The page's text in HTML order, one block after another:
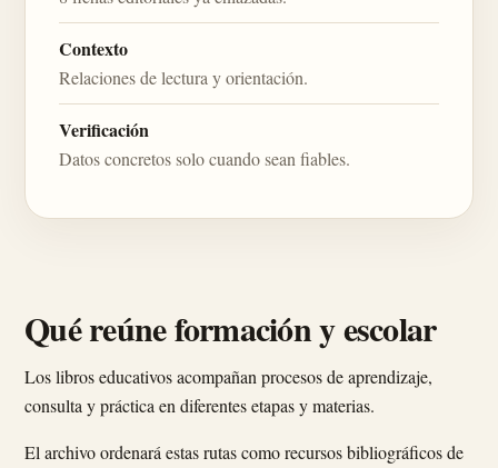
Contexto
Relaciones de lectura y orientación.
Verificación
Datos concretos solo cuando sean fiables.
Qué reúne formación y escolar
Los libros educativos acompañan procesos de aprendizaje,
consulta y práctica en diferentes etapas y materias.
El archivo ordenará estas rutas como recursos bibliográficos de